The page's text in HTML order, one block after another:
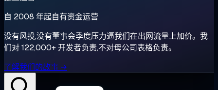
自 2008 年起自有资金运营
没有风投,没有董事会季度压力逼我们在出网流量上加价。我
们对 122,000+ 开发者负责,不对母公司表格负责。
了解我们的故事 →